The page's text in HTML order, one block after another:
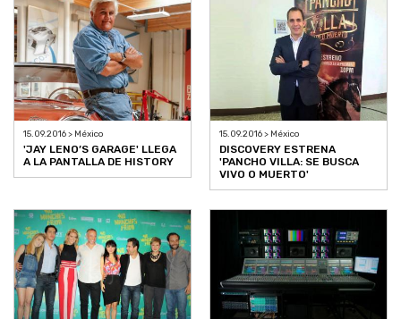
15.09.2016 > México
'JAY LENO’S GARAGE' LLEGA
A LA PANTALLA DE HISTORY
15.09.2016 > México
DISCOVERY ESTRENA
'PANCHO VILLA: SE BUSCA
VIVO O MUERTO'